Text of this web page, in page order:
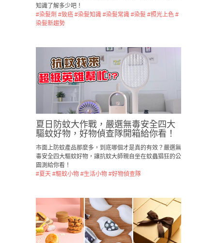
知識了解多少吧！
#染髮劑 #致癌 #染髮知識 #染髮常識 #染髮 #照光上色 #
染髮新趨勢
夏日防蚊大作戰，嚴選無毒安全四大
驅蚊好物，好物偵查隊開箱給你看！
市面上防蚊產品那麼多，到底哪個才是真的有效？嚴選無
毒安全四大驅蚊好物，讓抗蚊大師親自坐在蚊蟲猖狂的公
園測給你看！
#夏天 #驅蚊小物 #生活小物 #好物偵查隊